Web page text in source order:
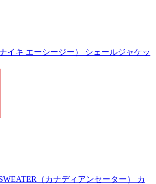
イキ エーシージー） シェールジャケッ
（カナディアンセーター） カ